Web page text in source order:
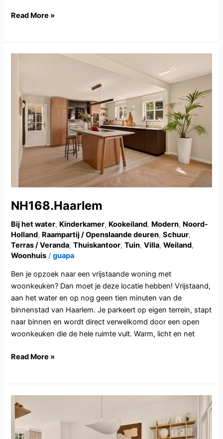
Read More »
NH168.Haarlem
Bij het water, Kinderkamer, Kookeiland, Modern, Noord-
Holland, Raampartij / Openslaande deuren,Schuur,
Terras / Veranda,Thuiskantoor,Tuin,Villa,Weiland,
Woonhuis /guapa
Ben je opzoek naar een vrijstaande woning met
woonkeuken? Dan moet je deze locatie hebben! Vrijstaand,
aan het water en op nog geen tien minuten van de
binnenstad van Haarlem. Je parkeert op eigen terrein, stapt
naar binnen en wordt direct verwelkomd door een open
woonkeuken die de hele ruimte vult. Warm, licht en net
Read More »
UT120.Zeist